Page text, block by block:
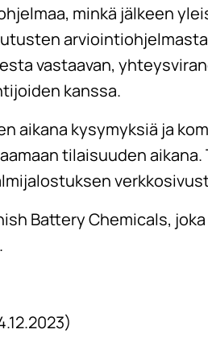
minkä jälkeen
vastaavan,
kanssa.
aikana kysymyksiä ja
tilaisuuden aikana.
Battery Chemicals,